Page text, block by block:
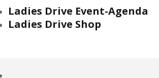
Ladies Drive Event-Agenda
Ladies Drive Shop